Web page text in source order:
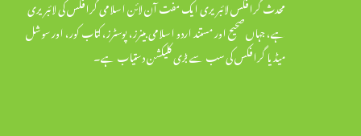
محدث گرافکس لائبریری ایک مفت آن لائن اسلامی گرافکس کی لائبریری
ہے، جہاں صحیح اور مستند اردو اسلامی بینرز، پوسٹرز، کتاب کور، اور سوشل
میڈیا گرافکس کی سب سے بڑی کلیکشن دستیاب ہے۔